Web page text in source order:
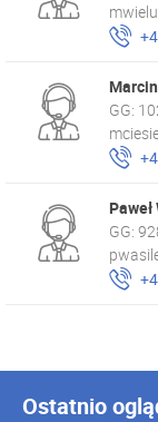
GG:
GG:
Ostatnio